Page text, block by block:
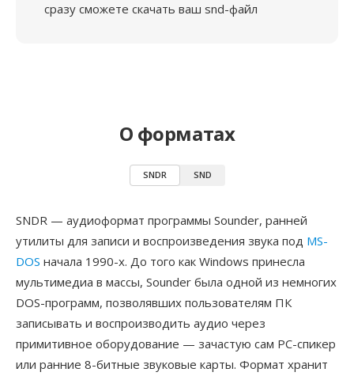
сразу сможете скачать ваш snd-файл
О форматах
SNDR SND
SNDR — аудиоформат программы Sounder, ранней
утилиты для записи и воспроизведения звука под MS-
DOS начала 1990-х. До того как Windows принесла
мультимедиа в массы, Sounder была одной из немногих
DOS-программ, позволявших пользователям ПК
записывать и воспроизводить аудио через
примитивное оборудование — зачастую сам PC-спикер
или ранние 8-битные звуковые карты. Формат хранит